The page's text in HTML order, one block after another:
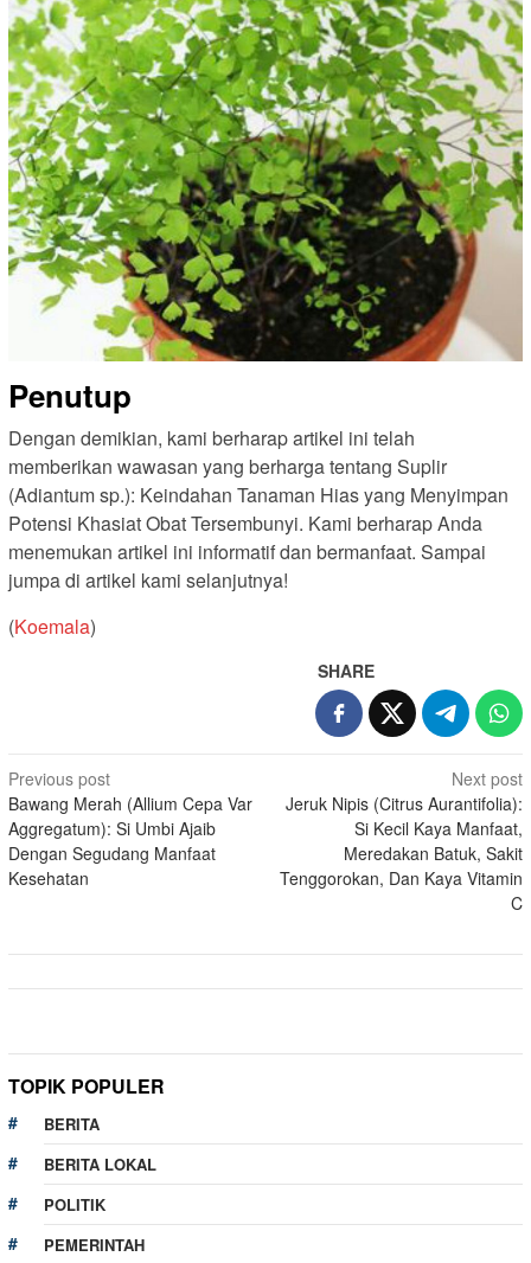
Penutup
Dengan demikian, kami berharap artikel ini telah
memberikan wawasan yang berharga tentang Suplir
(Adiantum sp.): Keindahan Tanaman Hias yang Menyimpan
Potensi Khasiat Obat Tersembunyi. Kami berharap Anda
menemukan artikel ini informatif dan bermanfaat. Sampai
jumpa di artikel kami selanjutnya!
(Koemala)
SHARE
Post
navigation
Previous post
Bawang Merah (Allium Cepa Var
Aggregatum): Si Umbi Ajaib
Dengan Segudang Manfaat
Kesehatan
Next post
Jeruk Nipis (Citrus Aurantifolia):
Si Kecil Kaya Manfaat,
Meredakan Batuk, Sakit
Tenggorokan, Dan Kaya Vitamin
C
TOPIK POPULER
BERITA
BERITA LOKAL
POLITIK
PEMERINTAH